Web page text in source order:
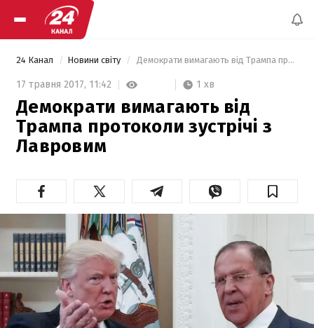
24 Канал Новини світу Демократи вимагають від Трампа протоколи зустрічі з Лавровим
17 травня 2017, 11:42 1 хв
Демократи вимагають від
Трампа протоколи зустрічі з
Лавровим